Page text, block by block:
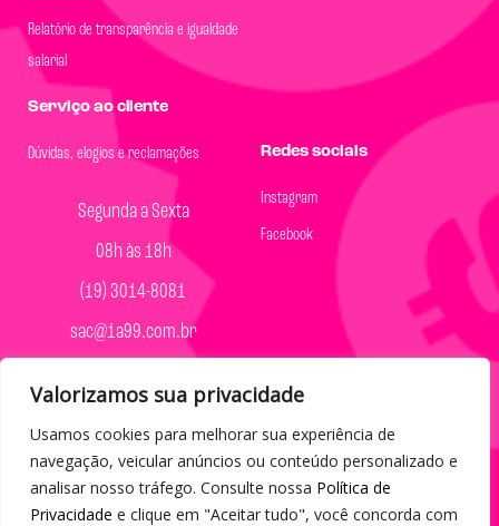
Valorizamos sua privacidade
Usamos cookies para melhorar sua experiência de
navegação, veicular anúncios ou conteúdo personalizado e
analisar nosso tráfego. Consulte nossa Política de
Privacidade e clique em "Aceitar tudo", você concorda com
Relatório de transparência e igualdade
salarial
Serviço ao cliente
Dúvidas, elogios e reclamações
Segunda a Sexta
08h às 18h
(19) 3014-8081
sac@1a99.com.br
Redes sociais
Instagram
Facebook
Formas de pagamento
Dinheiro e Pix